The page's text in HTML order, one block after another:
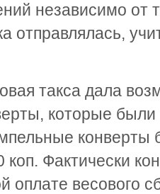
независимо от
отправлялась,
такса дала
которые
коп. Фактически
оплате весового